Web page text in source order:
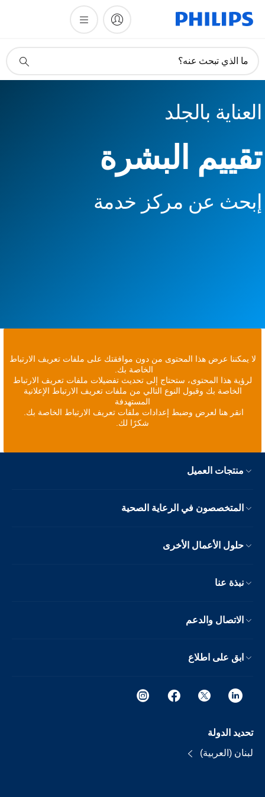
دعم
ما الذي تبحث عنه؟
العناية بالجلد
تقييم البشرة
إبحث عن مركز خدمة
لا يمكننا عرض هذا المحتوى من دون موافقتك على ملفات تعريف الارتباط
الخاصة بك.
لرؤية هذا المحتوى، ستحتاج إلى تحديث تفضيلات ملفات تعريف الارتباط
الخاصة بك وقبول النوع التالي من ملفات تعريف الارتباط الإعلانية
المستهدفة
انقر هنا لعرض وضبط إعدادات ملفات تعريف الارتباط الخاصة بك.
شكرًا لك.
منتجات العميل
المتخصصون في الرعاية الصحية
حلول الأعمال الأخرى
نبذة عنا
الاتصال والدعم
ابق على اطلاع
تحديد الدولة
لبنان (العربية)